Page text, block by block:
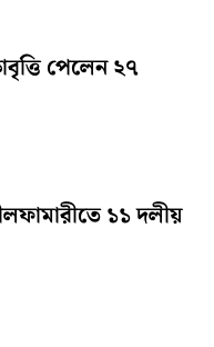
পেলেন ২৭
১১ দলীয়